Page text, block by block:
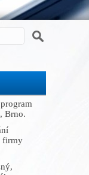
Brno.
firmy